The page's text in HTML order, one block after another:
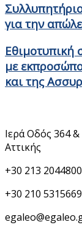
για την
με
και της
Ιερά Οδός 364
Αττικής
+30 213 2044800
+30 210 5315669